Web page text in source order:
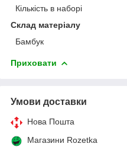
Кількість в наборі
Склад матеріалу
Бамбук
Приховати
Умови доставки
Нова Пошта
Магазини Rozetka